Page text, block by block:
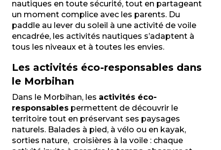
nautiques en toute sécurité, tout en partageant
un moment complice avec les parents. Du
paddle au lever du soleil à une activité de voile
encadrée, les activités nautiques s’adaptent à
tous les niveaux et à toutes les envies.
Les activités éco-responsables dans
le Morbihan
Dans le Morbihan, les activités éco-
responsables permettent de découvrir le
territoire tout en préservant ses paysages
naturels. Balades à pied, à vélo ou en kayak,
sorties nature, croisières à la voile : chaque